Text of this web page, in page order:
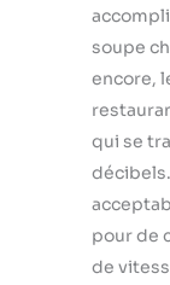
soupe
encore,
qui se
pour de
de